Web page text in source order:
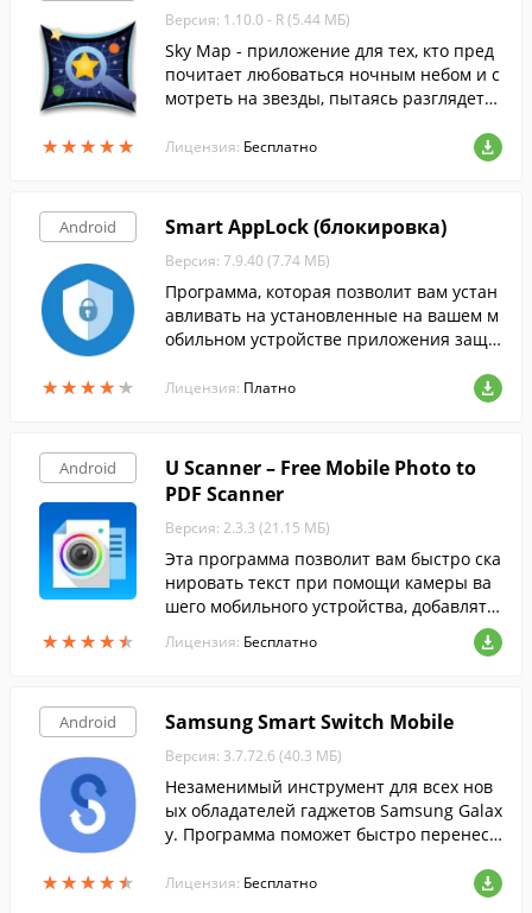
★★★★★
★★★★★
Версия: 1.10.0 - R (5.44 МБ)
Sky Map - приложение для тех, кто пред
почитает любоваться ночным небом и с
мотреть на звезды, пытаясь разглядеть
Лицензия: Бесплатно
Android
★★★★★
★★★★★
Smart AppLock (блокировка)
Версия: 7.9.40 (7.74 МБ)
Программа, которая позволит вам устан
авливать на установленные на вашем м
обильном устройстве приложения защи
Лицензия: Платно
Android
★★★★★
★★★★★
U Scanner – Free Mobile Photo to
PDF Scanner
Версия: 2.3.3 (21.15 МБ)
Эта программа позволит вам быстро ска
нировать текст при помощи камеры ва
шего мобильного устройства, добавлять
свои заметки или рисунки, а затем сохр
анять их в формате PDF.
Лицензия: Бесплатно
Android
★★★★★
★★★★★
Samsung Smart Switch Mobile
Версия: 3.7.72.6 (40.3 МБ)
Незаменимый инструмент для всех нов
ых обладателей гаджетов Samsung Galax
y. Программа поможет быстро перенест
тфона на новый.
Лицензия: Бесплатно